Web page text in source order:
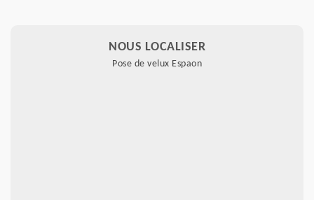
NOUS LOCALISER
Pose de velux Espaon